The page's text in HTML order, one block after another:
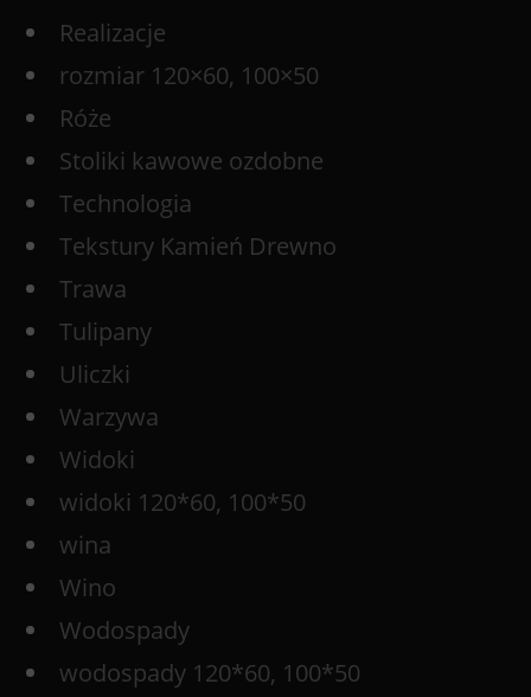
Realizacje
rozmiar 120×60, 100×50
Róże
Stoliki kawowe ozdobne
Technologia
Tekstury Kamień Drewno
Trawa
Tulipany
Uliczki
Warzywa
Widoki
widoki 120*60, 100*50
wina
Wino
Wodospady
wodospady 120*60, 100*50